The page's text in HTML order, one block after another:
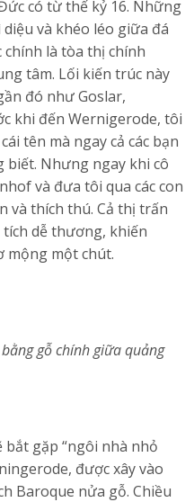
có từ thế kỷ 16. Những
và khéo léo giữa đá
chính là tòa thị chính
tâm. Lối kiến trúc này
đó như Goslar,
khi đến Wernigerode, tôi
tên mà ngay cả các bạn
Nhưng ngay khi cô
và đưa tôi qua các con
và thích thú. Cả thị trấn
dễ thương, khiến
mộng một chút.
gỗ chính giữa quảng
bắt gặp “ngôi nhà nhỏ
được xây vào
Baroque nửa gỗ. Chiều